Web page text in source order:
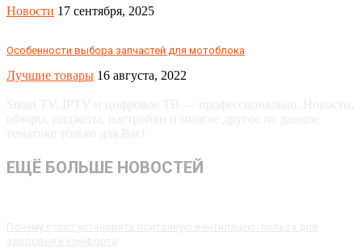
Новости 17 сентября, 2025
Особенности выбора запчастей для мотоблока
Лучшие товары 16 августа, 2022
ЕЩЁ БОЛЬШЕ НОВОСТЕЙ